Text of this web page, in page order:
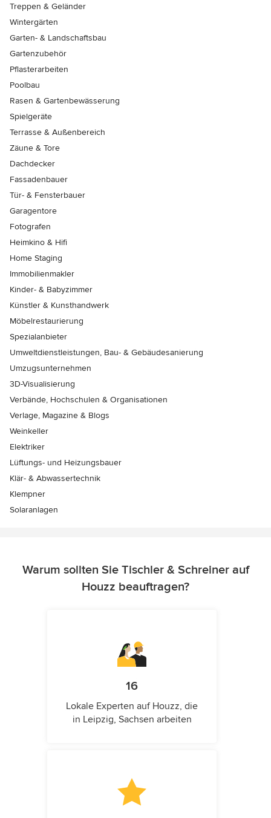
Treppen & Geländer
Wintergärten
Garten- & Landschaftsbau
Gartenzubehör
Pflasterarbeiten
Poolbau
Rasen & Gartenbewässerung
Spielgeräte
Terrasse & Außenbereich
Zäune & Tore
Dachdecker
Fassadenbauer
Tür- & Fensterbauer
Garagentore
Fotografen
Heimkino & Hifi
Home Staging
Immobilienmakler
Kinder- & Babyzimmer
Künstler & Kunsthandwerk
Möbelrestaurierung
Spezialanbieter
Umweltdienstleistungen, Bau- & Gebäudesanierung
Umzugsunternehmen
3D-Visualisierung
Verbände, Hochschulen & Organisationen
Verlage, Magazine & Blogs
Weinkeller
Elektriker
Lüftungs- und Heizungsbauer
Klär- & Abwassertechnik
Klempner
Solaranlagen
Warum sollten Sie Tischler & Schreiner auf
Houzz beauftragen?
16
Lokale Experten auf Houzz, die
in Leipzig, Sachsen arbeiten